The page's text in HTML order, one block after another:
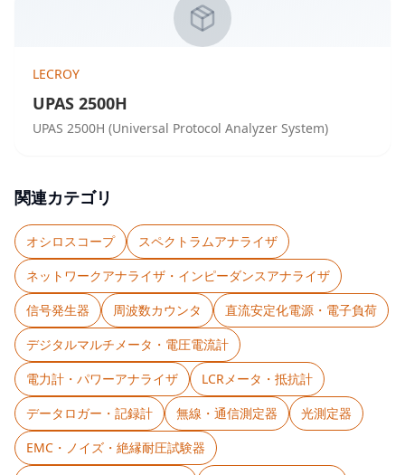
LECROY
UPAS 2500H
UPAS 2500H (Universal Protocol Analyzer System)
関連カテゴリ
オシロスコープ
スペクトラムアナライザ
ネットワークアナライザ・インピーダンスアナライザ
信号発生器
周波数カウンタ
直流安定化電源・電子負荷
デジタルマルチメータ・電圧電流計
電力計・パワーアナライザ
LCRメータ・抵抗計
データロガー・記録計
無線・通信測定器
光測定器
EMC・ノイズ・絶縁耐圧試験器